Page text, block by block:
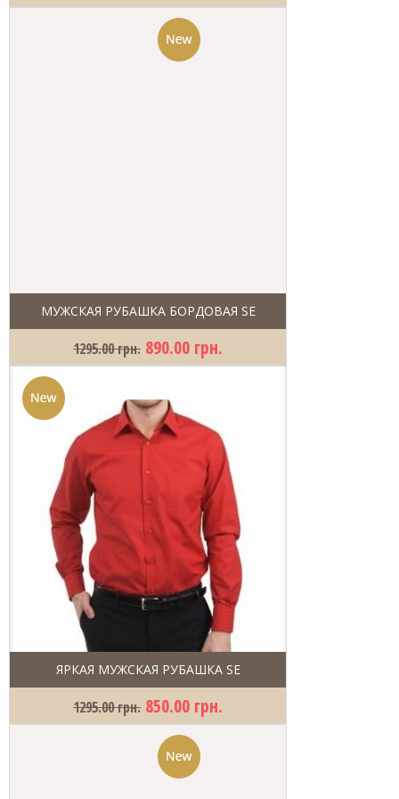
МУЖСКАЯ РУБАШКА БОРДОВАЯ SE
1295.00 грн. 890.00 грн.
ЯРКАЯ МУЖСКАЯ РУБАШКА SE
1295.00 грн. 850.00 грн.